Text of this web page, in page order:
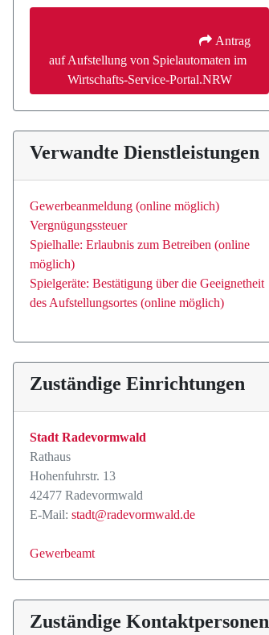
Antrag
auf Aufstellung von Spielautomaten im
Wirtschafts-Service-Portal.NRW
Verwandte Dienstleistungen
Gewerbeanmeldung (online möglich)
Vergnügungssteuer
Spielhalle: Erlaubnis zum Betreiben (online
möglich)
Spielgeräte: Bestätigung über die Geeignetheit
des Aufstellungsortes (online möglich)
Zuständige Einrichtungen
Stadt Radevormwald
Rathaus
Hohenfuhrstr. 13
42477 Radevormwald
E-Mail: stadt@radevormwald.de
Gewerbeamt
Zuständige Kontaktpersonen